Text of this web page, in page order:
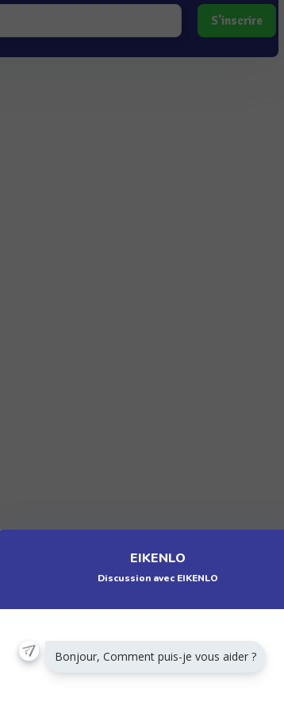
EIKENLO
Discussion avec EIKENLO
Bonjour, Comment puis-je vous aider ?
S'inscrire